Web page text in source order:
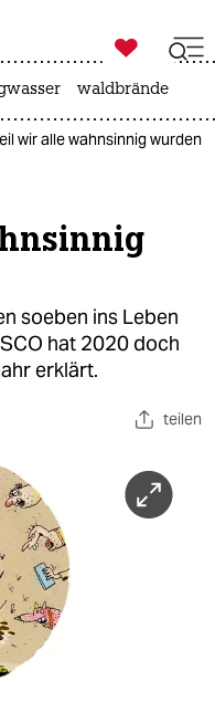

taz zahl ich
waldbrände
wir alle wahnsinnig wurden
soeben ins Leben
hat 2020 doch
erklärt.
teilen